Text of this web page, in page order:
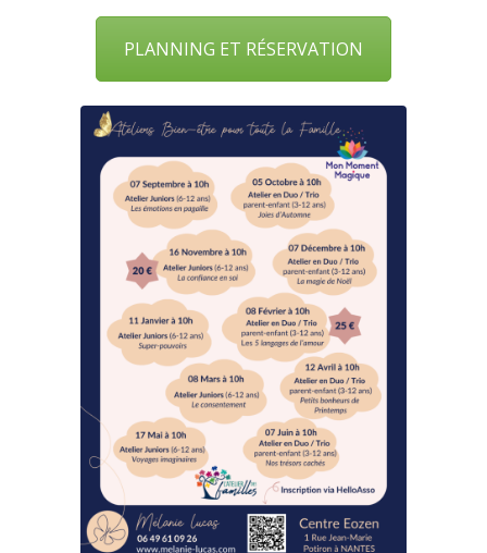
PLANNING ET RÉSERVATION